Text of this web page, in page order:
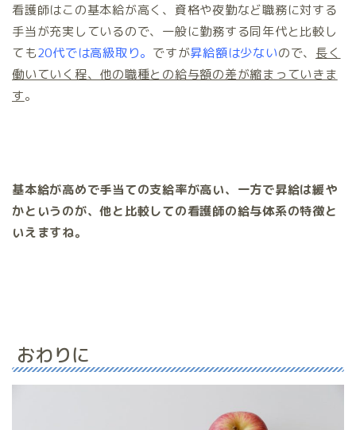
看護師はこの基本給が高く、資格や夜勤など職務に対する
手当が充実しているので、一般に勤務する同年代と比較し
ても20代では高級取り。 ですが昇給額は少ないので、 長く
働いていく程、他の職種との給与額の差が縮まっていきま
す。
基本給が高めで手当ての支給率が高い、一方で昇給は緩や
かというのが、他と比較しての看護師の給与体系の特徴と
いえますね。
おわりに